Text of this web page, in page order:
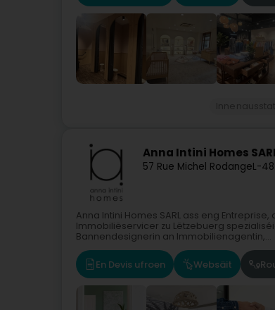
Anna Intini Homes
57 Rue Michel RodangeL-
Anna Intini Homes SARL ass eng
Immobiliëservicer zu Lëtzebuerg
Bannendesignerin an Immobilienagentin,...
En Devis ufroen Websäit